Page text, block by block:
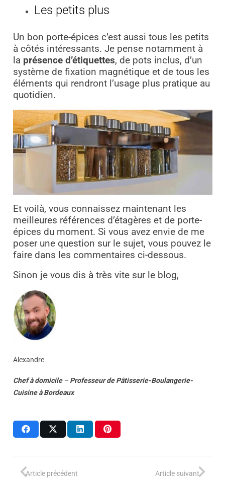
Les petits plus
Un bon porte-épices c’est aussi tous les petits
à côtés intéressants. Je pense notamment à
la présence d’étiquettes, de pots inclus, d’un
système de fixation magnétique et de tous les
éléments qui rendront l’usage plus pratique au
quotidien.
Et voilà, vous connaissez maintenant les
meilleures références d’étagères et de porte-
épices du moment. Si vous avez envie de me
poser une question sur le sujet, vous pouvez le
faire dans les commentaires ci-dessous.
Sinon je vous dis à très vite sur le blog,
Alexandre
Chef à domicile–Professeur de Pâtisserie-Boulangerie-
Cuisine à Bordeaux
Article précédent Article suivant